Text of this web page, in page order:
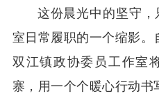
这份晨光中的坚守
室日常履职的一个缩影。
双江镇政协委员工作室
寨，用一个个暖心行动书